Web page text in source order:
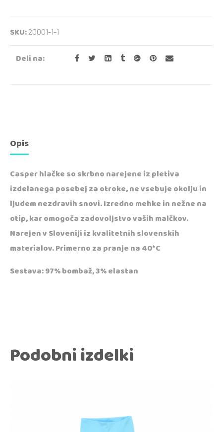
SKU: 20001-1-1
Deli na:
Opis
Casper hlačke so skrbno narejene iz pletiva
izdelanega posebej za otroke, ne vsebuje okolju in
ljudem nezdravih snovi. Izredno mehke in nežne na
otip, kar omogoča zadovoljstvo vaših malčkov.
Narejen v Sloveniji iz kvalitetnih slovenskih
materialov. Primerno za pranje na 40*C
Sestava: 97% bombaž, 3% elastan
Podobni izdelki